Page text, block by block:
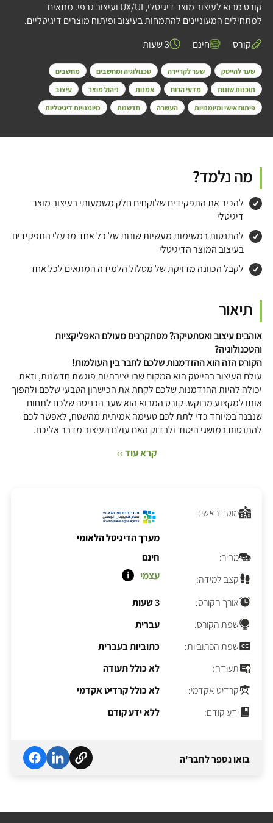
קורס מבוא לעיצוב מוצר דיגיטלי, UX/UI ועיצוב גרפי. מתאים
למתחילים המעוניינים להתמחות בעיצוב ופיתוח מוצרים דיגיטליים.
קורס
חינם 3 שעות
שער להייטק שער לקריירה טכנולוגיה ומחשבים
מחשבים
תוכנות שונות
מדעי הרוח אמנות ניהול מוצר
עיצוב
פיתוח אישי ומיומנויות
העשרה חדשנות מיומנויות דיגיטליות
מה נלמד?
להכיר את התפקידים שלוקחים חלק משמעותי בעיצוב מוצר
דיגיטלי
להתנסות במשימות מעשיות שונות של כל אחד מבעלי התפקידים
בעיצוב המוצר הדיגיטלי
לקבל הכוונה מדויקת של מסלול הלמידה המתאים לכל אחד
תיאור
אוהבים עיצוב ואסתטיקה? מסתקרנים מעולם האפליקציות
והטכנולוגיה?
הקורס הזה הוא ההזדמנות שלכם לחבר בין העולמות!
עולם העיצוב בהייטק הוא המקום שבו יצירתיות פוגשת חדשנות, וזאת
יכולה להיות ההזדמנות שלכם לקחת את הכישרון הטבעי שלכם ולהפוך
אותו למקצוע מבוקש. קורס המבוא הוא שער הכניסה שלכם לתחום
שנבנה במיוחד כדי לתת לכם טעימה אמיתית מהשטח, לאפשר לכם
להתנסות במושגי היסוד ולבדוק האם עולם העיצוב מדבר אליכם.
קרא עוד ››
מוסד ראשי:
מערך הדיגיטל הלאומי
מחיר:
חינם
קצב למידה:
עצמי
אורך הקורס:
3 שעות
שפת הקורס:
עברית
שפת הכתוביות:
כתוביות בעברית
תעודה:
לא כולל תעודה
קרדיט אקדמי:
לא כולל קרדיט אקדמי
ידע קודם:
ללא ידע קודם
בואו נספר לחבר'ה